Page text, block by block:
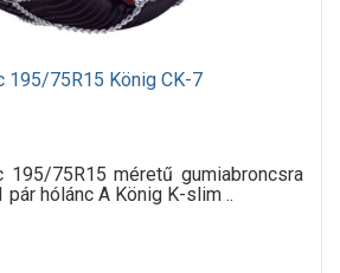
195/75R15 König CK-7
195/75R15 méretű gumiabroncsra
pár hólánc A König K-slim ..